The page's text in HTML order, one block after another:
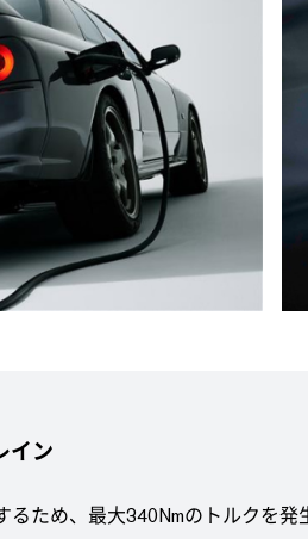
イン
ため、最大340Nmのトルクを